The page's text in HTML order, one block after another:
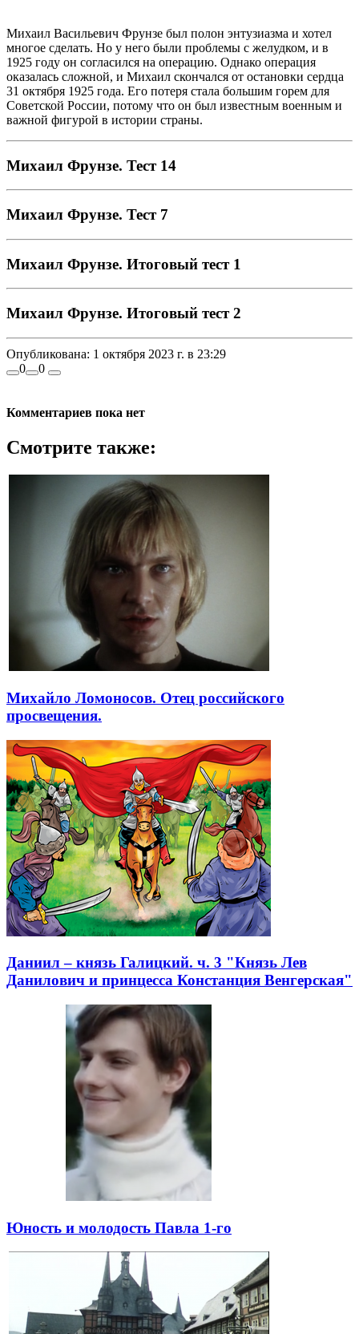
Михаил Васильевич Фрунзе был полон энтузиазма и хотел
многое сделать. Но у него были проблемы с желудком, и в
1925 году он согласился на операцию. Однако операция
оказалась сложной, и Михаил скончался от остановки сердца
31 октября 1925 года. Его потеря стала большим горем для
Советской России, потому что он был известным военным и
важной фигурой в истории страны.
Михаил Фрунзе. Тест 14
Михаил Фрунзе. Тест 7
Михаил Фрунзе. Итоговый тест 1
Михаил Фрунзе. Итоговый тест 2
Опубликована: 1 октября 2023 г. в 23:29
0
0
Комментариев пока нет
Смотрите также:
Михайло Ломоносов. Отец российского
просвещения.
Даниил – князь Галицкий. ч. 3 "Князь Лев
Данилович и принцесса Констанция Венгерская"
Юность и молодость Павла 1-го